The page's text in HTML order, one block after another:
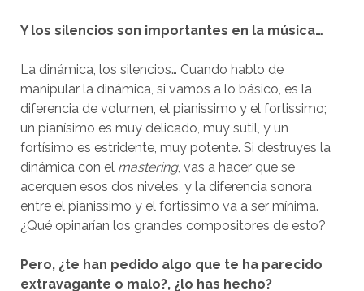
Y los silencios son importantes en la música…
La dinámica, los silencios… Cuando hablo de
manipular la dinámica, si vamos a lo básico, es la
diferencia de volumen, el pianissimo y el fortissimo;
un pianísimo es muy delicado, muy sutil, y un
fortísimo es estridente, muy potente. Si destruyes la
dinámica con el mastering, vas a hacer que se
acerquen esos dos niveles, y la diferencia sonora
entre el pianissimo y el fortissimo va a ser mínima.
¿Qué opinarían los grandes compositores de esto?
Pero, ¿te han pedido algo que te ha parecido
extravagante o malo?, ¿lo has hecho?